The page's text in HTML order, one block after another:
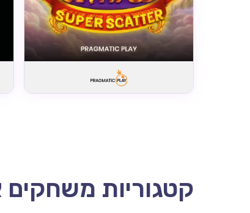
קטגוריות משחקים